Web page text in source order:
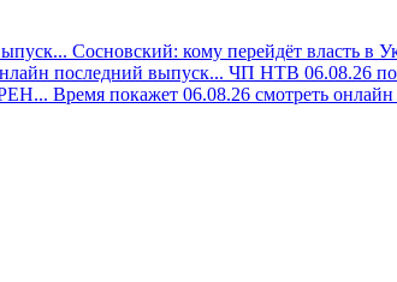
Сосновский: кому перейдёт власть в
последний выпуск... ЧП НТВ 06.08.26
Время покажет 06.08.26 смотреть онлайн